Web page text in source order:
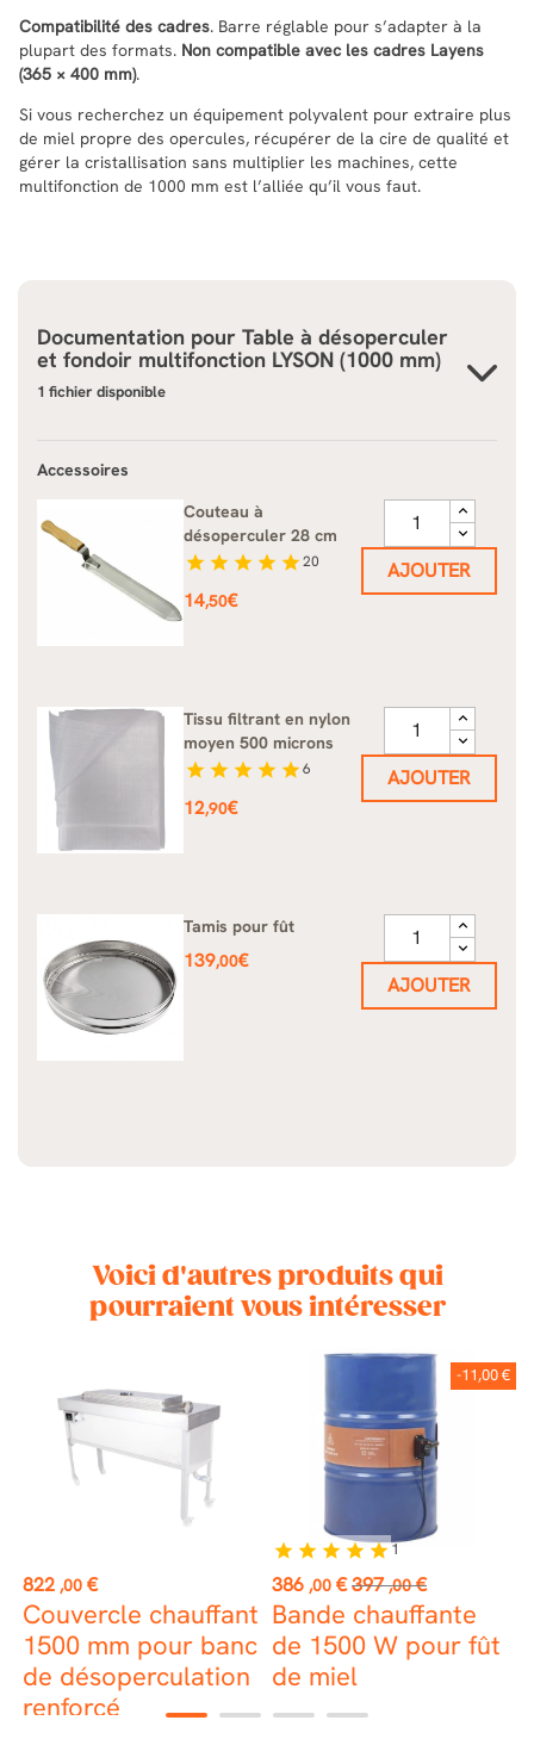
Compatibilité des cadres. Barre réglable pour s’adapter à la
plupart des formats. Non compatible avec les cadres Layens
(365 × 400 mm).
Si vous recherchez un équipement polyvalent pour extraire plus
de miel propre des opercules, récupérer de la cire de qualité et
gérer la cristallisation sans multiplier les machines, cette
multifonction de 1000 mm est l’alliée qu’il vous faut.
Documentation pour Table à désoperculer
et fondoir multifonction LYSON (1000 mm)
1 fichier disponible
Accessoires
Couteau à
désoperculer 28 cm
star star star star star20
Prix
14,50€
AJOUTER
Tissu filtrant en nylon
moyen 500 microns
star star star star star6
Prix
12,90€
AJOUTER
Tamis pour fût
Prix
139,00€
AJOUTER
Voici d'autres produits qui
pourraient vous intéresser
Prix
822 ,00 €
Couvercle chauffant
1500 mm pour banc
de désoperculation
renforcé
-11,00 €
Prix
386 ,00 €Prix
de
base
397 ,00 €
Bande chauffante
de 1500 W pour fût
de miel
star star star star star1
1 2 3 4